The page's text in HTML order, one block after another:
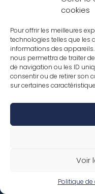
cookies
Pour offrir les meilleures
technologies telles que les
informations des
nous permettra de traiter
de navigation ou les ID
consentir ou de retirer son
sur certaines
Voir
Politique de
Les chiffres clés
FR
EN
Nos revêtements
Nos Stratifiés
Nos accessoires
Nos parquets